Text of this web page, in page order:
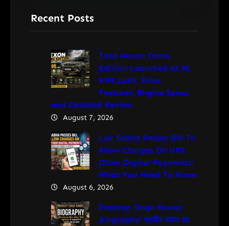
Recent Posts
Tata Nexon Camo
Edition Launched at Rs
9.99 Lakh: Price,
Features, Engine Specs,
and Detailed Review
August 7, 2026
Lok Sabha Passes Bill To
Allow Charges On UPI,
Other Digital Payments:
What You Need To Know
August 6, 2026
Pradeep Singh Rawat
Biography: प्रदीप रावत का